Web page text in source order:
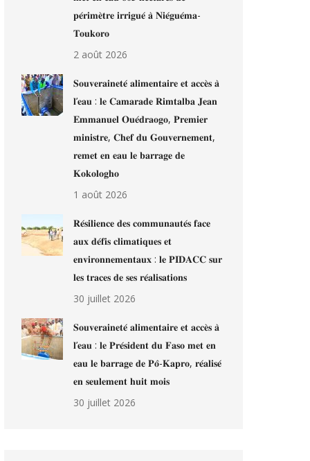
𝐩𝐞́𝐫𝐢𝐦𝐞̀𝐭𝐫𝐞 𝐢𝐫𝐫𝐢𝐠𝐮𝐞́ 𝐚̀ 𝐍𝐢𝐞́𝐠𝐮𝐞́𝐦𝐚-
𝐓𝐨𝐮𝐤𝐨𝐫𝐨
2 août 2026
𝐒𝐨𝐮𝐯𝐞𝐫𝐚𝐢𝐧𝐞𝐭𝐞́ 𝐚𝐥𝐢𝐦𝐞𝐧𝐭𝐚𝐢𝐫𝐞 𝐞𝐭 𝐚𝐜𝐜𝐞̀𝐬 𝐚̀
𝐥’𝐞𝐚𝐮 : 𝐥𝐞 𝐂𝐚𝐦𝐚𝐫𝐚𝐝𝐞 𝐑𝐢𝐦𝐭𝐚𝐥𝐛𝐚 𝐉𝐞𝐚𝐧
𝐄𝐦𝐦𝐚𝐧𝐮𝐞𝐥 𝐎𝐮𝐞́𝐝𝐫𝐚𝐨𝐠𝐨, 𝐏𝐫𝐞𝐦𝐢𝐞𝐫
𝐦𝐢𝐧𝐢𝐬𝐭𝐫𝐞, 𝐂𝐡𝐞𝐟 𝐝𝐮 𝐆𝐨𝐮𝐯𝐞𝐫𝐧𝐞𝐦𝐞𝐧𝐭,
𝐫𝐞𝐦𝐞𝐭 𝐞𝐧 𝐞𝐚𝐮 𝐥𝐞 𝐛𝐚𝐫𝐫𝐚𝐠𝐞 𝐝𝐞
𝐊𝐨𝐤𝐨𝐥𝐨𝐠𝐡𝐨
1 août 2026
𝐑𝐞́𝐬𝐢𝐥𝐢𝐞𝐧𝐜𝐞 𝐝𝐞𝐬 𝐜𝐨𝐦𝐦𝐮𝐧𝐚𝐮𝐭𝐞́𝐬 𝐟𝐚𝐜𝐞
𝐚𝐮𝐱 𝐝𝐞́𝐟𝐢𝐬 𝐜𝐥𝐢𝐦𝐚𝐭𝐢𝐪𝐮𝐞𝐬 𝐞𝐭
𝐞𝐧𝐯𝐢𝐫𝐨𝐧𝐧𝐞𝐦𝐞𝐧𝐭𝐚𝐮𝐱 : 𝐥𝐞 𝐏𝐈𝐃𝐀𝐂𝐂 𝐬𝐮𝐫
𝐥𝐞𝐬 𝐭𝐫𝐚𝐜𝐞𝐬 𝐝𝐞 𝐬𝐞𝐬 𝐫𝐞́𝐚𝐥𝐢𝐬𝐚𝐭𝐢𝐨𝐧𝐬
30 juillet 2026
𝐒𝐨𝐮𝐯𝐞𝐫𝐚𝐢𝐧𝐞𝐭𝐞́ 𝐚𝐥𝐢𝐦𝐞𝐧𝐭𝐚𝐢𝐫𝐞 𝐞𝐭 𝐚𝐜𝐜𝐞̀𝐬 𝐚̀
𝐥’𝐞𝐚𝐮 : 𝐥𝐞 𝐏𝐫𝐞́𝐬𝐢𝐝𝐞𝐧𝐭 𝐝𝐮 𝐅𝐚𝐬𝐨 𝐦𝐞𝐭 𝐞𝐧
𝐞𝐚𝐮 𝐥𝐞 𝐛𝐚𝐫𝐫𝐚𝐠𝐞 𝐝𝐞 𝐏𝐨̂-𝐊𝐚𝐩𝐫𝐨, 𝐫𝐞́𝐚𝐥𝐢𝐬𝐞́
𝐞𝐧 𝐬𝐞𝐮𝐥𝐞𝐦𝐞𝐧𝐭 𝐡𝐮𝐢𝐭 𝐦𝐨𝐢𝐬
30 juillet 2026